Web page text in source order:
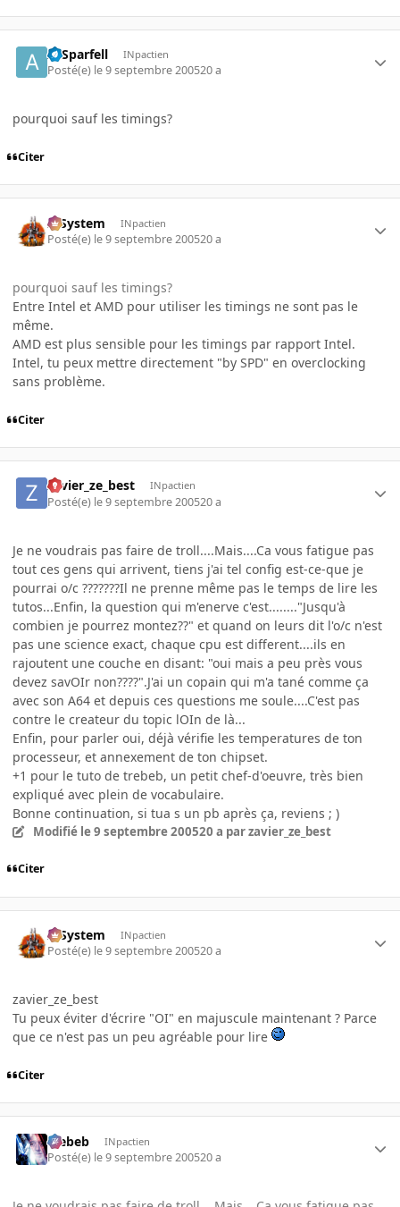
ArSparfell INpactien
Posté(e) le 9 septembre 200520 a
pourquoi sauf les timings?
Citer
X-System INpactien
Posté(e) le 9 septembre 200520 a
pourquoi sauf les timings?
Entre Intel et AMD pour utiliser les timings ne sont pas le
même.
AMD est plus sensible pour les timings par rapport Intel.
Intel, tu peux mettre directement "by SPD" en overclocking
sans problème.
Citer
zavier_ze_best INpactien
Posté(e) le 9 septembre 200520 a
Je ne voudrais pas faire de troll....Mais....Ca vous fatigue pas
tout ces gens qui arrivent, tiens j'ai tel config est-ce-que je
pourrai o/c ???????Il ne prenne même pas le temps de lire les
tutos...Enfin, la question qui m'enerve c'est........"Jusqu'à
combien je pourrez montez??" et quand on leurs dit l'o/c n'est
pas une science exact, chaque cpu est different....ils en
rajoutent une couche en disant: "oui mais a peu près vous
devez savOIr non????".J'ai un copain qui m'a tané comme ça
avec son A64 et depuis ces questions me soule....C'est pas
contre le createur du topic lOIn de là...
Enfin, pour parler oui, déjà vérifie les temperatures de ton
processeur, et annexement de ton chipset.
+1 pour le tuto de trebeb, un petit chef-d'oeuvre, très bien
expliqué avec plein de vocabulaire.
Bonne continuation, si tua s un pb après ça, reviens ; )
Modifié le 9 septembre 200520 a par zavier_ze_best
Citer
X-System INpactien
Posté(e) le 9 septembre 200520 a
zavier_ze_best
Tu peux éviter d'écrire "OI" en majuscule maintenant ? Parce
que ce n'est pas un peu agréable pour lire
Citer
Trebeb INpactien
Posté(e) le 9 septembre 200520 a